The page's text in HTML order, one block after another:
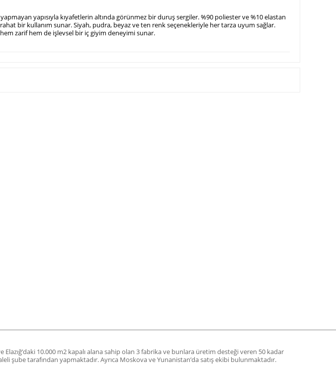
yapısıyla kıyafetlerin altında görünmez bir duruş sergiler.%90 poliester ve %10 elastan
bir kullanım sunar.Siyah, pudra, beyaz ve ten renk seçenekleriyle her tarza uyum sağlar.
zarif hem de işlevsel bir iç giyim deneyimi sunar.
10.000 m2 kapalı alana sahip olan 3 fabrika ve bunlara üretim desteği veren 50 kadar
şube tarafından yapmaktadır. Ayrıca Moskova ve Yunanistan’da satış ekibi bulunmaktadır.